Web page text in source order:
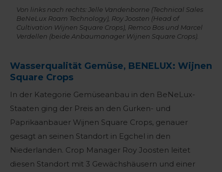
Von links nach rechts: Jelle Vandenborne (Technical Sales
BeNeLux Roam Technology), Roy Joosten (Head of
Cultivation Wijnen Square Crops), Remco Bos und Marcel
Verdellen (beide Anbaumanager Wijnen Square Crops).
Wasserqualität Gemüse, BENELUX: Wijnen
Square Crops
In der Kategorie Gemüseanbau in den BeNeLux-
Staaten ging der Preis an den Gurken- und
Paprikaanbauer Wijnen Square Crops, genauer
gesagt an seinen Standort in Egchel in den
Niederlanden. Crop Manager Roy Joosten leitet
diesen Standort mit 3 Gewächshäusern und einer